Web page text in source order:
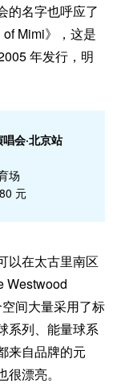
的名字也呼应了
Mimi》，这是
年发行，明
会·北京站
场
元
以在太古里南区
Westwood
间大量采用了标
系列、能量球系
来自品牌的元
漂亮。